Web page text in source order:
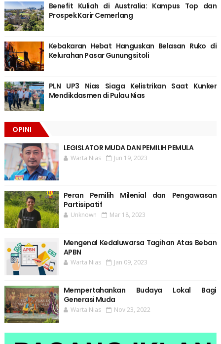
Benefit Kuliah di Australia: Kampus Top dan
Prospek Karir Cemerlang
Kebakaran Hebat Hanguskan Belasan Ruko di
Kelurahan Pasar Gunungsitoli
PLN UP3 Nias Siaga Kelistrikan Saat Kunker
Mendikdasmen di Pulau Nias
OPINI
LEGISLATOR MUDA DAN PEMILIH PEMULA
Warta Nias Jun 19, 2023
Peran Pemilih Milenial dan Pengawasan
Partisipatif
Unknown Mar 18, 2023
Mengenal Kedaluwarsa Tagihan Atas Beban
APBN
Warta Nias Jan 09, 2023
Mempertahankan Budaya Lokal Bagi
Generasi Muda
Warta Nias Nov 23, 2022